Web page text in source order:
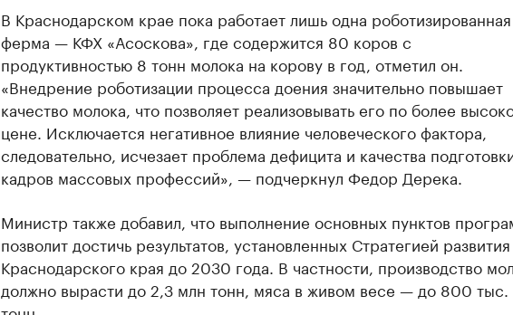
В Краснодарском крае пока работает лишь одна роботизированная
ферма — КФХ «Асоскова», где содержится 80 коров с
продуктивностью 8 тонн молока на корову в год, отметил он.
«Внедрение роботизации процесса доения значительно повышает
качество молока, что позволяет реализовывать его по более
цене. Исключается негативное влияние человеческого фактора,
следовательно, исчезает проблема дефицита и качества
кадров массовых профессий», — подчеркнул Федор Дерека.
Министр также добавил, что выполнение основных пунктов
позволит достичь результатов, установленных Стратегией развития
Краснодарского края до 2030 года. В частности, производство
должно вырасти до 2,3 млн тонн, мяса в живом весе — до 800 тыс.